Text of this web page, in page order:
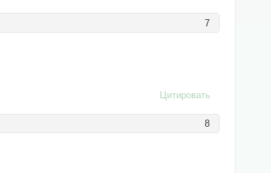
7
Цитировать
8